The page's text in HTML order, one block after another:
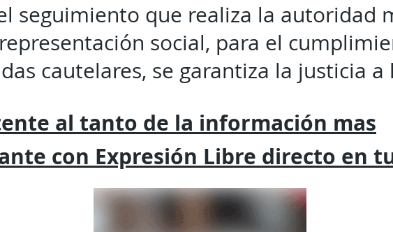
seguimiento que realiza la autoridad
social, para el
cautelares, se garantiza la justicia a
al tanto de la información mas
con Expresión Libre directo en